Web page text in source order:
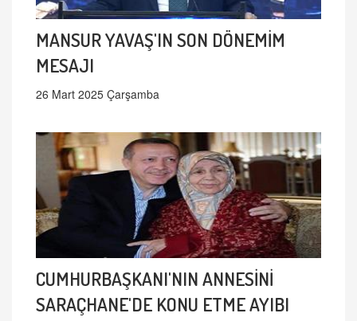
MANSUR YAVAŞ'IN SON DÖNEMİM
MESAJI
26 Mart 2025 Çarşamba
CUMHURBAŞKANI'NIN ANNESİNİ
SARAÇHANE'DE KONU ETME AYIBI